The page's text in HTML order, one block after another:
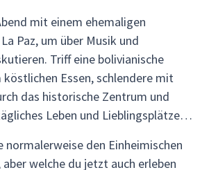
mit einem ehemaligen
Paz, um über Musik und
Triff eine bolivianische
köstlichen Essen, schlendere mit
das historische Zentrum und
Leben und Lieblingsplätze…
den Einheimischen
welche du jetzt auch erleben